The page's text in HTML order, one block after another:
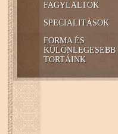
FAGYLALTOK
SPECIALITÁSOK
FORMA ÉS
KÜLÖNLEGESEBB
TORTÁINK